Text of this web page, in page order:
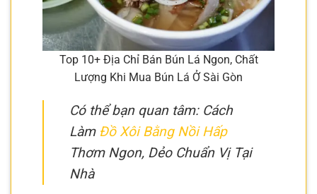
Top 10+ Địa Chỉ Bán Bún Lá Ngon, Chất
Lượng Khi Mua Bún Lá Ở Sài Gòn
Có thể bạn quan tâm: Cách
Làm Đồ Xôi Bằng Nồi Hấp
Thơm Ngon, Dẻo Chuẩn Vị Tại
Nhà